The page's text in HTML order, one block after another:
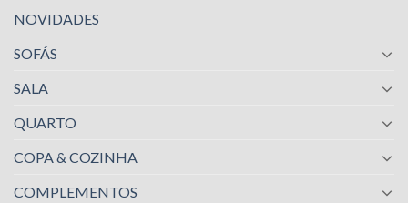
NOVIDADES
SOFÁS
SALA
QUARTO
COPA & COZINHA
COMPLEMENTOS